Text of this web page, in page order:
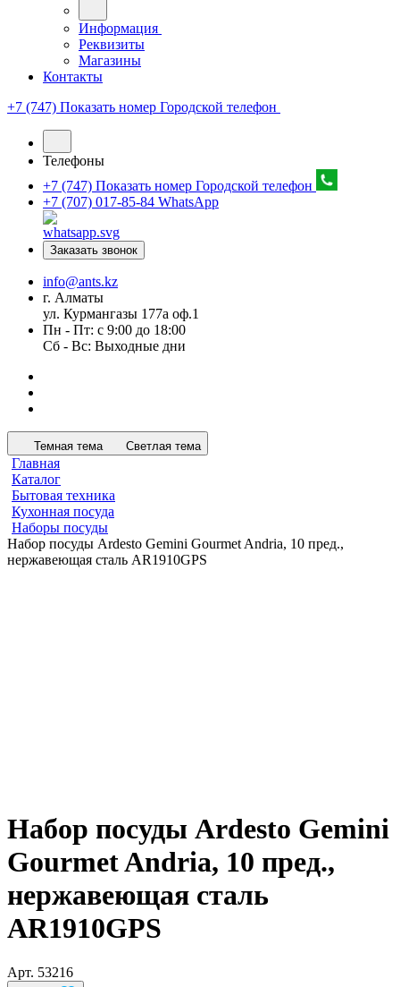
Информация
Реквизиты
Магазины
Контакты
+7 (747) Показать номер Городской телефон
Телефоны
+7 (747) Показать номер Городской телефон
+7 (707) 017-85-84 WhatsApp
Заказать звонок
info@ants.kz
г. Алматы
ул. Курмангазы 177а оф.1
Пн - Пт: с 9:00 до 18:00
Сб - Вс: Выходные дни
Темная тема Светлая тема
Главная
Каталог
Бытовая техника
Кухонная посуда
Наборы посуды
Набор посуды Ardesto Gemini Gourmet Andria, 10 пред.,
нержавеющая сталь AR1910GPS
Набор посуды Ardesto Gemini
Gourmet Andria, 10 пред.,
нержавеющая сталь
AR1910GPS
Арт. 53216